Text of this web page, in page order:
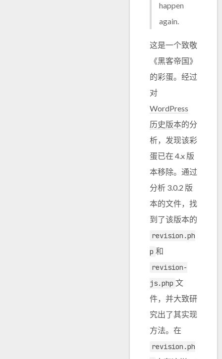
happen
again.
这是一个致敬
《黑客帝国》
的彩蛋。经过
对
WordPress
历史版本的分
析，发现该彩
蛋已在 4.x 版
本移除。通过
分析 3.0.2 版
本的文件，找
到了该版本的
revision.ph
p 和
revision-
js.php 文
件，并大致研
究出了其实现
方法。在
revision.ph